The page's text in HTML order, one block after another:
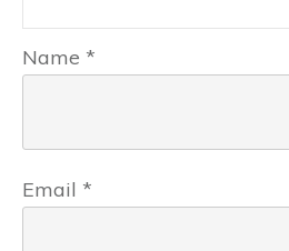
Name *
Email *